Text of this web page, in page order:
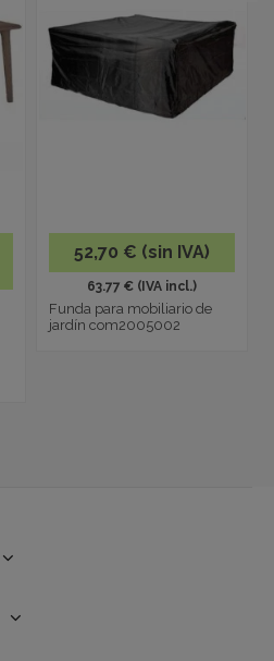
52,70 € (sin IVA)
63.77 € (IVA incl.)
Funda para mobiliario de
jardín com2005002